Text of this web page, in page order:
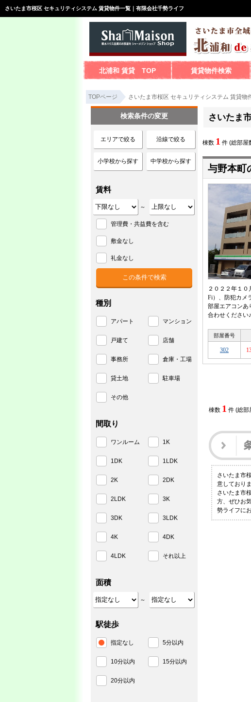
さいたま市桜区 セキュリティシステム 賃貸物件一覧｜有限会社千勢ライフ
北浦和 賃貸 TOP 賃貸物件検索
TOPページ さいたま市桜区 セキュリティシステム 賃貸物
さいたま
棟数 1 件 (総部屋
与野本町
２０２２年１
Fi）、防犯カメ
部屋エアコンあ
合わせください♪
部屋番号
302
棟数 1 件 (総部
さいたま市
意しており
さいたま市
方、ぜひお
勢ライフに
検索条件の変更
エリアで絞る 沿線で絞る
小学校から探す 中学校から探す
賃料
～
管理費・共益費を含む
敷金なし
礼金なし
種別
アパート マンション
戸建て 店舗
事務所 倉庫・工場
貸土地 駐車場
その他
間取り
ワンルーム 1K
1DK 1LDK
2K 2DK
2LDK 3K
3DK 3LDK
4K 4DK
4LDK それ以上
面積
～
駅徒歩
指定なし 5分以内
10分以内 15分以内
20分以内